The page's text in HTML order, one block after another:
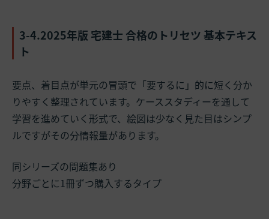
3-4.2025年版 宅建士 合格のトリセツ 基本テキス
ト
要点、着目点が単元の冒頭で「要するに」的に短く分か
りやすく整理されています。ケーススタディーを通して
学習を進めていく形式で、絵図は少なく見た目はシンプ
ルですがその分情報量があります。
同シリーズの問題集あり
分野ごとに1冊ずつ購入するタイプ